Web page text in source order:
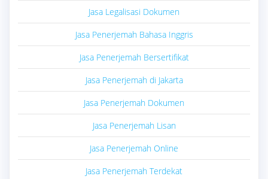
Jasa Legalisasi Dokumen
Jasa Penerjemah Bahasa Inggris
Jasa Penerjemah Bersertifikat
Jasa Penerjemah di Jakarta
Jasa Penerjemah Dokumen
Jasa Penerjemah Lisan
Jasa Penerjemah Online
Jasa Penerjemah Terdekat